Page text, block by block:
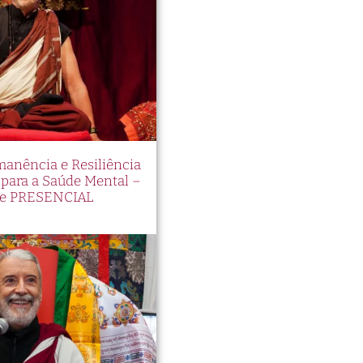
e Resiliência
a Saúde Mental –
PRESENCIAL